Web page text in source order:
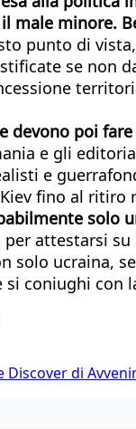
male minore.
punto di
se non
devono poi
e gli
e
fino al ritiro
solo
attestarsi
solo ucraina,
coniughi con
Discover di